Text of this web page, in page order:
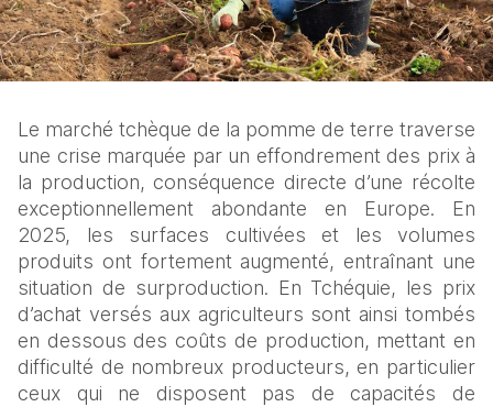
Le marché tchèque de la pomme de terre traverse
une crise marquée par un effondrement des prix à
la production, conséquence directe d’une récolte
exceptionnellement abondante en Europe. En
2025, les surfaces cultivées et les volumes
produits ont fortement augmenté, entraînant une
situation de surproduction. En Tchéquie, les prix
d’achat versés aux agriculteurs sont ainsi tombés
en dessous des coûts de production, mettant en
difficulté de nombreux producteurs, en particulier
ceux qui ne disposent pas de capacités de